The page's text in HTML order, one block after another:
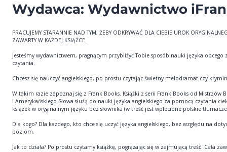
Wydawca: Wydawnictwo
PRACUJEMY STARANNIE NAD TYM, ŻEBY ODKRYWAĆ DLA CIEBIE UROK
ZAWARTY W KAŻDEJ KSIĄŻCE.
Jesteśmy wydawnictwem, pragnącym przybliżyć Tobie sposób nauki języka obcego
czytania.
Chcesz się nauczyć angielskiego, po prostu czytając świetny melodramat czy
W takim razie zapoznaj się z Frank Books. Książki z serii Frank Books od Mistrzów
i Amerykańskiego Słowa służą do nauki języka angielskiego za pomocą czytania
książek w oryginalnym języku bez słownika (w treść jest wplecione polskie
Dla kogo? Dla każdego, kto chce się uczyć języka angielskiego, bez względu na
poziom.
Jak to działa? Po prostu czytamy książkę, pogrążając się w zajmującą treść. Cała